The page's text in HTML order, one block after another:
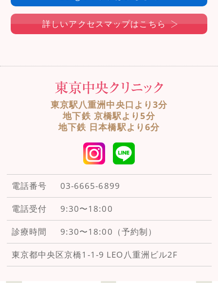
詳しいアクセスマップはこちら
東京駅八重洲中央口より3分
地下鉄 京橋駅より5分
地下鉄 日本橋駅より6分
電話番号 03-6665-6899
電話受付 9:30〜18:00
診療時間 9:30〜18:00（予約制）
東京都中央区京橋1-1-9 LEO八重洲ビル2F